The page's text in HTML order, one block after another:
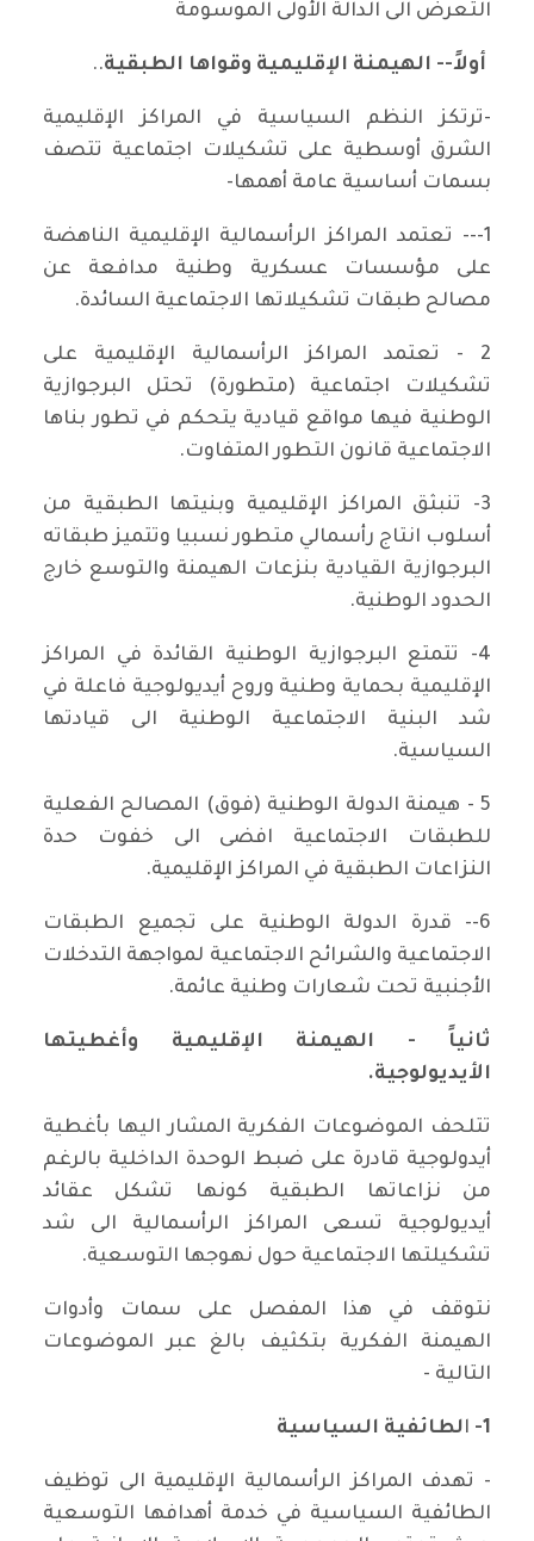
التعرض الى الدالة الأولى الموسومة
أولاً-- الهيمنة الإقليمية وقواها الطبقية..
-ترتكز النظم السياسية في المراكز الإقليمية
الشرق أوسطية على تشكيلات اجتماعية تتصف
بسمات أساسية عامة أهمها-
1--- تعتمد المراكز الرأسمالية الإقليمية الناهضة
على مؤسسات عسكرية وطنية مدافعة عن
مصالح طبقات تشكيلاتها الاجتماعية السائدة.
2 - تعتمد المراكز الرأسمالية الإقليمية على
تشكيلات اجتماعية (متطورة) تحتل البرجوازية
الوطنية فيها مواقع قيادية يتحكم في تطور بناها
الاجتماعية قانون التطور المتفاوت.
3- تنبثق المراكز الإقليمية وبنيتها الطبقية من
أسلوب انتاج رأسمالي متطور نسبيا وتتميز طبقاته
البرجوازية القيادية بنزعات الهيمنة والتوسع خارج
الحدود الوطنية.
4- تتمتع البرجوازية الوطنية القائدة في المراكز
الإقليمية بحماية وطنية وروح أيديولوجية فاعلة في
شد البنية الاجتماعية الوطنية الى قيادتها
السياسية.
5 - هيمنة الدولة الوطنية (فوق) المصالح الفعلية
للطبقات الاجتماعية افضى الى خفوت حدة
النزاعات الطبقية في المراكز الإقليمية.
6-- قدرة الدولة الوطنية على تجميع الطبقات
الاجتماعية والشرائح الاجتماعية لمواجهة التدخلات
الأجنبية تحت شعارات وطنية عائمة.
ثانياً - الهيمنة الإقليمية وأغطيتها
الأيديولوجية.
تتلحف الموضوعات الفكرية المشار اليها بأغطية
أيدولوجية قادرة على ضبط الوحدة الداخلية بالرغم
من نزاعاتها الطبقية كونها تشكل عقائد
أيديولوجية تسعى المراكز الرأسمالية الى شد
تشكيلتها الاجتماعية حول نهوجها التوسعية.
نتوقف في هذا المفصل على سمات وأدوات
الهيمنة الفكرية بتكثيف بالغ عبر الموضوعات
التالية -
1- الطائفية السياسية
- تهدف المراكز الرأسمالية الإقليمية الى توظيف
الطائفية السياسية في خدمة أهدافها التوسعية